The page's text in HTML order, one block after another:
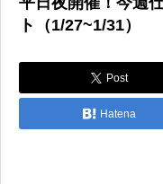
ト（1/27~1/31）
Post
Hatena